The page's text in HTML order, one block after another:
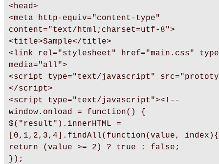
<head>
<meta http-equiv="content-type"
content="text/html;charset=utf-8">
<title>Sample</title>
<link rel="stylesheet" href="main.css"
media="all">
<script type="text/javascript"
</script>
<script type="text/javascript"><!--
window.onload = function() {
$("result").innerHTML =
[0,1,2,3,4].findAll(function(value, index){
return (value >= 2) ? true : false;
});